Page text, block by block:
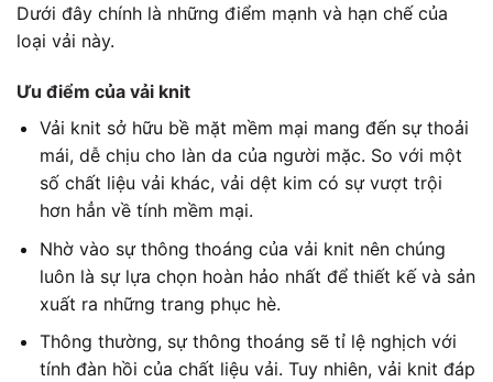
Dưới đây chính là những điểm mạnh và hạn chế của
loại vải này.
Ưu điểm của vải knit
Vải knit sở hữu bề mặt mềm mại mang đến sự thoải
mái, dễ chịu cho làn da của người mặc. So với một
số chất liệu vải khác, vải dệt kim có sự vượt trội
hơn hẳn về tính mềm mại.
Nhờ vào sự thông thoáng của vải knit nên chúng
luôn là sự lựa chọn hoàn hảo nhất để thiết kế và sản
xuất ra những trang phục hè.
Thông thường, sự thông thoáng sẽ tỉ lệ nghịch với
tính đàn hồi của chất liệu vải. Tuy nhiên, vải knit đáp